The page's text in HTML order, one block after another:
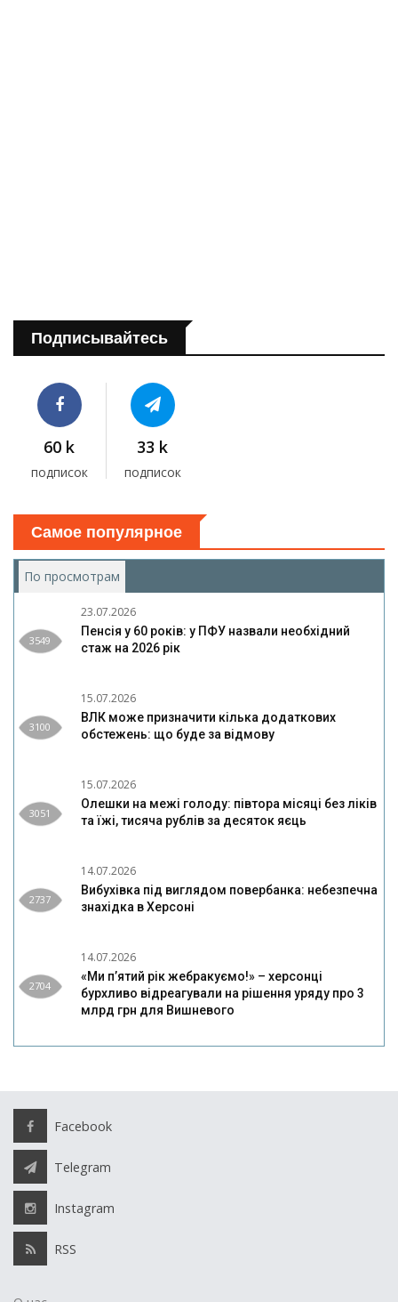
Подписывайтесь
60 k
подписок
33 k
подписок
Самое популярное
По просмотрам
3549
23.07.2026
Пенсія у 60 років: у ПФУ назвали необхідний
стаж на 2026 рік
3100
15.07.2026
ВЛК може призначити кілька додаткових
обстежень: що буде за відмову
3051
15.07.2026
Олешки на межі голоду: півтора місяці без ліків
та їжі, тисяча рублів за десяток яєць
2737
14.07.2026
Вибухівка під виглядом повербанка: небезпечна
знахідка в Херсоні
2704
14.07.2026
«Ми п’ятий рік жебракуємо!» – херсонці
бурхливо відреагували на рішення уряду про 3
млрд грн для Вишневого
Facebook
Telegram
Instagram
RSS